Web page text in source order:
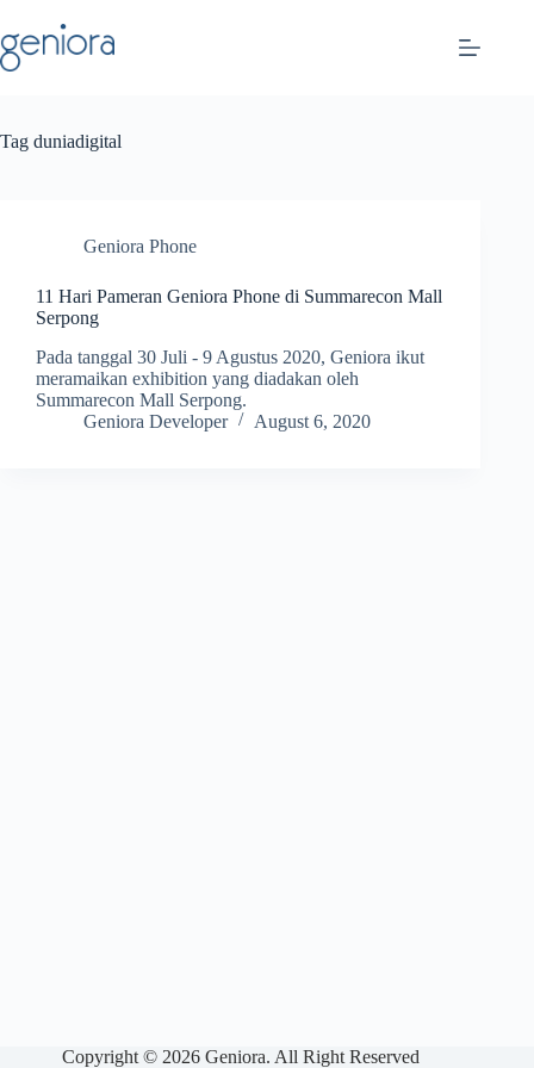
to
content
Tag duniadigital
Geniora Phone
11 Hari Pameran Geniora Phone di Summarecon Mall
Serpong
Pada tanggal 30 Juli - 9 Agustus 2020, Geniora ikut
meramaikan exhibition yang diadakan oleh
Summarecon Mall Serpong.
Geniora Developer
August 6, 2020
Copyright © 2026 Geniora. All Right Reserved